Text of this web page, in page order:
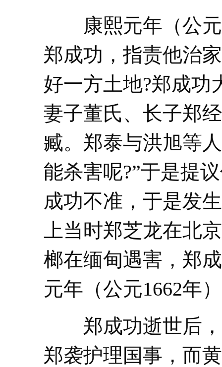
康熙元年（公元
郑成功，指责他治
好一方土地?郑成功
妻子董氏、长子郑
臧。郑泰与洪旭等
能杀害呢?”于是提
成功不准，于是发
上当时郑芝龙在北
榔在缅甸遇害，郑
元年（公元1662年
郑成功逝世后，
郑袭护理国事，而